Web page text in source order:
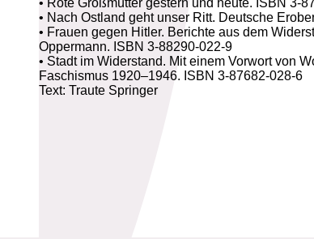
• Nach Ostland geht unser Ritt. Deutsche
• Frauen gegen Hitler. Berichte aus dem
Oppermann. ISBN 3-88290-022-9
• Stadt im Widerstand. Mit einem Vorwort von
Faschismus 1920–1946. ISBN 3-87682-028-6
Text: Traute Springer